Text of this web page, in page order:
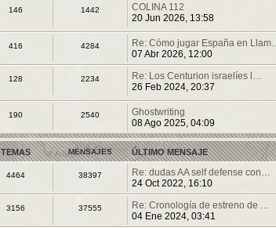
146 1442
COLINA 112
20 Jun 2026, 13:58
416 4284
Re: Cómo jugar España en Llam…
07 Abr 2026, 12:00
128 2234
Re: Los Centurion israelíes l…
26 Feb 2024, 20:37
190 2540
Ghostwriting
08 Ago 2025, 04:09
TEMAS MENSAJES ÚLTIMO MENSAJE
4464 38397
Re: dudas AA self defense con…
24 Oct 2022, 16:10
3156 37555
Re: Cronología de estreno de …
04 Ene 2024, 03:41